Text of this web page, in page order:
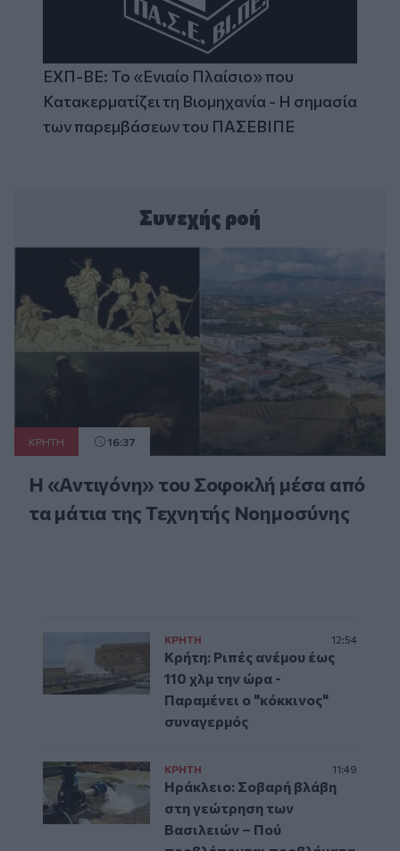
ΕΧΠ-ΒΕ: Το «Ενιαίο Πλαίσιο» που
Κατακερματίζει τη Βιομηχανία - Η σημασία
των παρεμβάσεων του ΠΑΣΕΒΙΠΕ
Συνεχής ροή
ΚΡΗΤΗ 16:37
Η «Αντιγόνη» του Σοφοκλή μέσα από
τα μάτια της Τεχνητής Νοημοσύνης
ΚΡΗΤΗ 12:54
Κρήτη: Ριπές ανέμου έως
110 χλμ την ώρα -
Παραμένει ο "κόκκινος"
συναγερμός
ΚΡΗΤΗ 11:49
Ηράκλειο: Σοβαρή βλάβη
στη γεώτρηση των
Βασιλειών – Πού